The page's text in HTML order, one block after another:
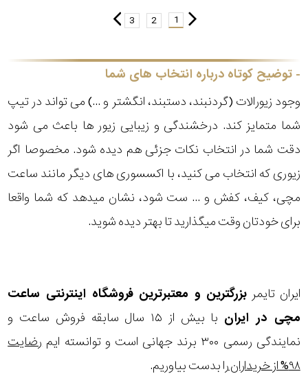
1
2
3
توضیح کوتاه درباره انتخاب های شما
وجود زیورالات (گردنبند، دستبند، انگشتر و ...) می تواند در تیپ
شما متمایز کند. درخشندگی و زیبایی زیور ها باعث می شود
دقت شما در انتخاب نکات جزئی هم دیده شود. مخصوصا اگر
زیوری که انتخاب می کنید، با اکسسوری های دیگر مانند ساعت
مچی، کیف، کفش و ... ست شود، نشان میدهد که شما واقعا
برای خودتان وقت میگذارید تا بهتر دیده شوید.
ایران تایمر بزرگترین و معتبرترین فروشگاه اینترنتی ساعت
مچی در ایران
با بیش از ۱۵ سال سابقه فروش ساعت و
نمایندگی رسمی ۳۰۰ برند جهانی است و توانسته ایم
رضایت
۹۸% از خریداران
را بدست بیاوریم.